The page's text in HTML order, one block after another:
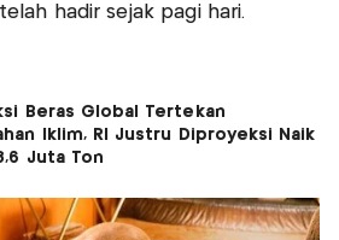
hadir sejak pagi hari.
Beras Global Tertekan
Iklim, RI Justru Diproyeksi Naik
Juta Ton